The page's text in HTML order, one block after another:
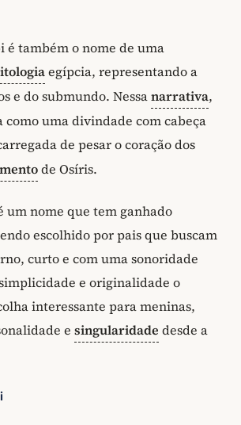
é também o nome de uma
egípcia, representando a
e do submundo. Nessanarrativa,
como uma divindade com cabeça
de pesar o coração dos
de Osíris.
um nome que tem ganhado
escolhido por pais que buscam
curto e com uma sonoridade
e originalidade o
interessante para meninas,
e singularidade desde a